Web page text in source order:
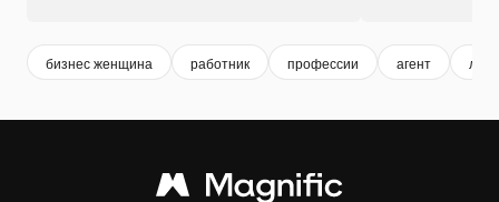
бизнес женщина работник профессии агент